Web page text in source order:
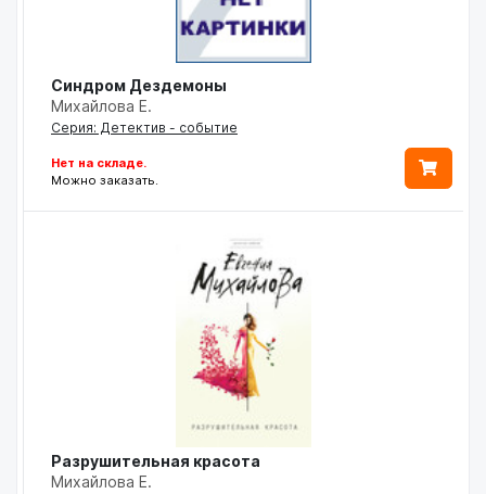
Синдром Дездемоны
Михайлова Е.
Серия: Детектив - событие
Нет на складе.
Можно заказать.
Разрушительная красота
Михайлова Е.